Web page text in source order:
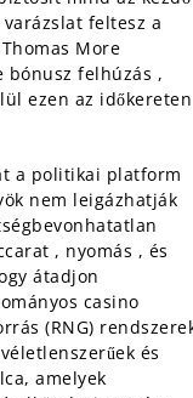
feltesz a
More
bónusz felhúzás ,
ezen az időkereten
a politikai platform
nem leigázhatják
, nyomás , és
átadjon
casino
(RNG)
és
amelyek